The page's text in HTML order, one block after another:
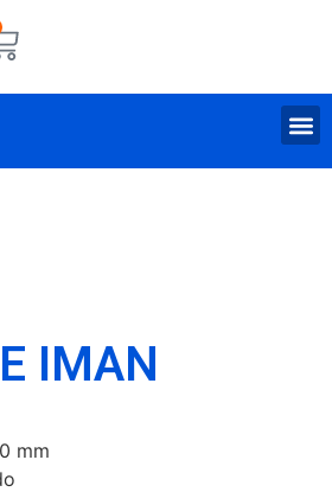
IMAN
mm